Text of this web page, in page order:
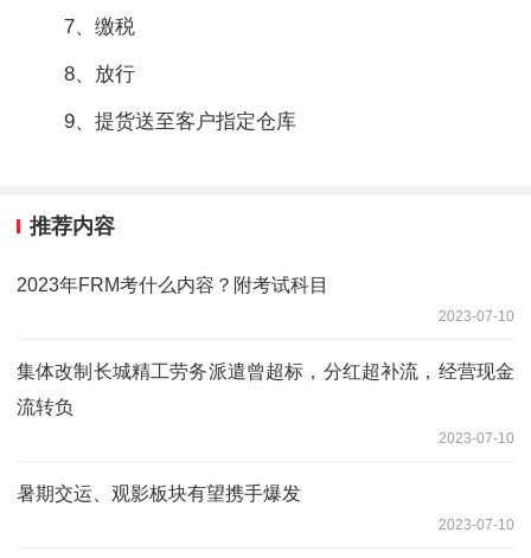
7、缴税
8、放行
9、提货送至客户指定仓库
推荐内容
2023年FRM考什么内容？附考试科目
2023-07-10
集体改制长城精工劳务派遣曾超标，分红超补流，经营现金
流转负
2023-07-10
暑期交运、观影板块有望携手爆发
2023-07-10